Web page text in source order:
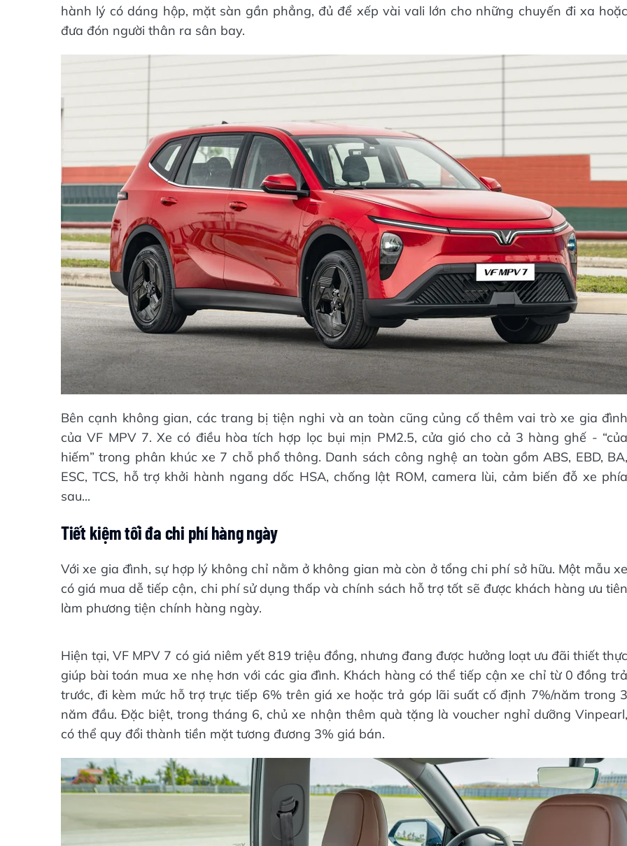
hành lý có dáng hộp, mặt sàn gần phẳng, đủ để xếp vài vali lớn cho những chuyến đi xa hoặc
đưa đón người thân ra sân bay.
Bên cạnh không gian, các trang bị tiện nghi và an toàn cũng củng cố thêm vai trò xe gia đình
của VF MPV 7. Xe có điều hòa tích hợp lọc bụi mịn PM2.5, cửa gió cho cả 3 hàng ghế - “của
hiếm” trong phân khúc xe 7 chỗ phổ thông. Danh sách công nghệ an toàn gồm ABS, EBD, BA,
ESC, TCS, hỗ trợ khởi hành ngang dốc HSA, chống lật ROM, camera lùi, cảm biến đỗ xe phía
sau...
Tiết kiệm tối đa chi phí hàng ngày
Với xe gia đình, sự hợp lý không chỉ nằm ở không gian mà còn ở tổng chi phí sở hữu. Một mẫu xe
có giá mua dễ tiếp cận, chi phí sử dụng thấp và chính sách hỗ trợ tốt sẽ được khách hàng ưu tiên
làm phương tiện chính hàng ngày.
Hiện tại, VF MPV 7 có giá niêm yết 819 triệu đồng, nhưng đang được hưởng loạt ưu đãi thiết thực
giúp bài toán mua xe nhẹ hơn với các gia đình. Khách hàng có thể tiếp cận xe chỉ từ 0 đồng trả
trước, đi kèm mức hỗ trợ trực tiếp 6% trên giá xe hoặc trả góp lãi suất cố định 7%/năm trong 3
năm đầu. Đặc biệt, trong tháng 6, chủ xe nhận thêm quà tặng là voucher nghỉ dưỡng Vinpearl,
có thể quy đổi thành tiền mặt tương đương 3% giá bán.